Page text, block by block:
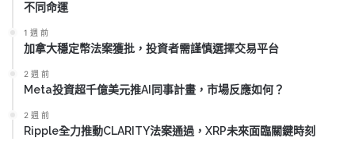
不同命運
1 週 前
加拿大穩定幣法案獲批，投資者需謹慎選擇交易平台
2 週 前
Meta投資超千億美元推AI同事計畫，市場反應如何？
2 週 前
Ripple全力推動CLARITY法案通過，XRP未來面臨關鍵時刻